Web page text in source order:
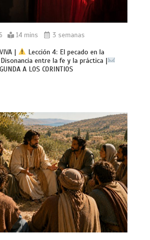
14 mins 3 semanas
|
Lección 4: El pecado en la
entre la fe y la práctica |
A LOS CORINTIOS